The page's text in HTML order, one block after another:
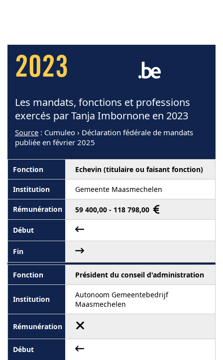
2023
Les mandats, fonctions et professions
exercés par Tanja Imbornone en 2023
Source : Cumuleo › Déclaration fédérale de mandats
publiée en février 2025
Echevin (titulaire ou faisant fonction)
Gemeente Maasmechelen
59 400,00 - 118 798,00
Président du conseil d'administration
Autonoom Gemeentebedrijf
Maasmechelen